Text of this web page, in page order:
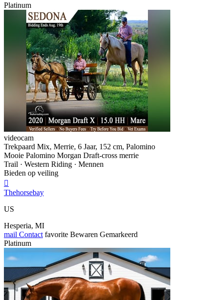
Platinum
videocam
Trekpaard Mix, Merrie, 6 Jaar, 152 cm, Palomino
Mooie Palomino Morgan Draft-cross merrie
Trail · Western Riding · Mennen
Bieden op veiling

Thehorsebay
US
Hesperia, MI
mail Contact favorite Bewaren Gemarkeerd
Platinum